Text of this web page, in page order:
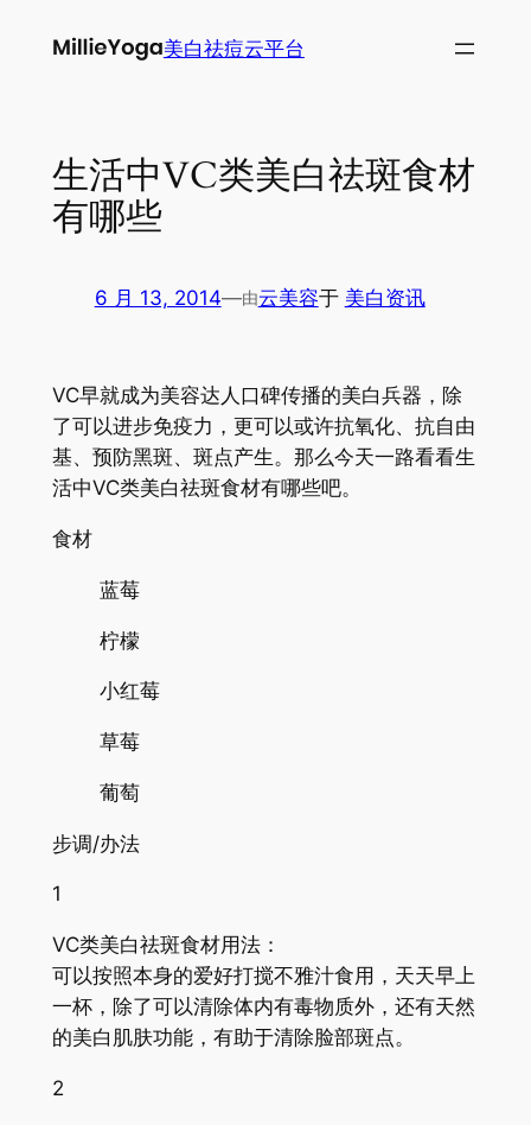
美白祛痘云平台
生活中VC类美白祛斑食材
有哪些
6 月 13, 2014—由云美容于 美白资讯
VC早就成为美容达人口碑传播的美白兵器，除
了可以进步免疫力，更可以或许抗氧化、抗自由
基、预防黑斑、斑点产生。那么今天一路看看生
活中VC类美白祛斑食材有哪些吧。
食材
蓝莓
柠檬
小红莓
草莓
葡萄
步调/办法
1
VC类美白祛斑食材用法：
可以按照本身的爱好打搅不雅汁食用，天天早上
一杯，除了可以清除体内有毒物质外，还有天然
的美白肌肤功能，有助于清除脸部斑点。
2